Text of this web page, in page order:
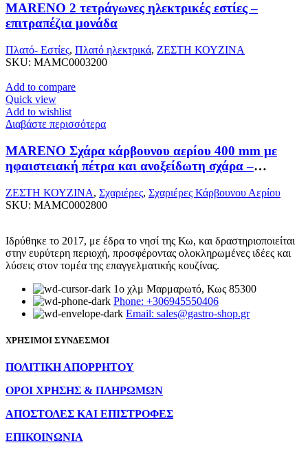
MARENO 2 τετράγωνες ηλεκτρικές εστίες –
επιτραπέζια μονάδα
Πλατό- Εστίες, Πλατό ηλεκτρικά, ΖΕΣΤΗ ΚΟΥΖΙΝΑ
SKU: MAMC0003200
Add to compare
Quick view
Add to wishlist
Διαβάστε περισσότερα
MARENO Σχάρα κάρβουνου αερίου 400 mm με
ηφαιστειακή πέτρα και ανοξείδωτη σχάρα –
ΖΕΣΤΗ ΚΟΥΖΙΝΑ, Σχαριέρες, Σχαριέρες Κάρβουνου Αερίου
SKU: MAMC0002800
Ιδρύθηκε το 2017, με έδρα το νησί της Κω, και δραστηριοποιείται
στην ευρύτερη περιοχή, προσφέροντας ολοκληρωμένες ιδέες και
λύσεις στον τομέα της επαγγελματικής κουζίνας.
1ο χλμ Μαρμαρωτό, Κως 85300
Phone: +306945550406
Email: sales@gastro-shop.gr
ΧΡΗΣΙΜΟΙ ΣΥΝΔΕΣΜΟΙ
ΠΟΛΙΤΙΚΗ ΑΠΟΡΡΗΤΟΥ
ΟΡΟΙ ΧΡΗΣΗΣ & ΠΛΗΡΩΜΩΝ
ΑΠΟΣΤΟΛΕΣ ΚΑΙ ΕΠΙΣΤΡΟΦΕΣ
ΕΠΙΚΟΙΝΩΝΙΑ